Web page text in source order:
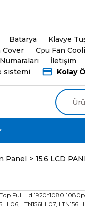
Batarya Klavye
Cover Cpu Fan
İletişim
sistemi Kolay
Panel 15.6 LCD